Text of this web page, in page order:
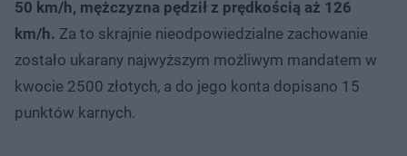
50 km/h, mężczyzna pędził z prędkością aż 126
km/h. Za to skrajnie nieodpowiedzialne zachowanie
zostało ukarany najwyższym możliwym mandatem w
kwocie 2500 złotych, a do jego konta dopisano 15
punktów karnych.